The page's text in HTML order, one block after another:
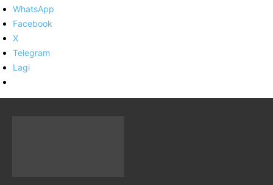
WhatsApp
Facebook
X
Telegram
Lagi